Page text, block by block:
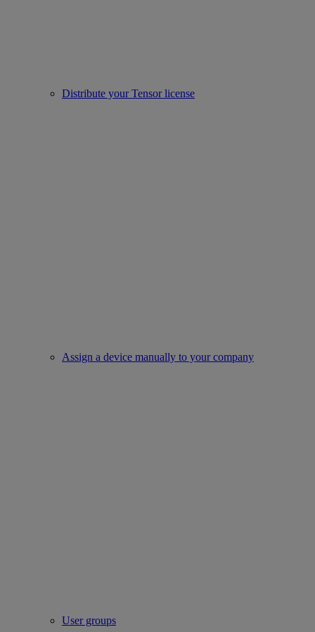
Distribute your Tensor license
Assign a device manually to your company
User groups